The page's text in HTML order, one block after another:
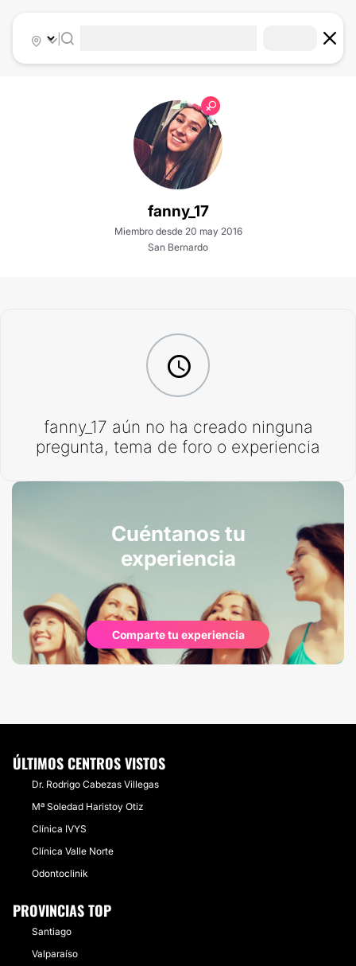
|
fanny_17
Miembro desde 20 may 2016
San Bernardo
fanny_17 aún no ha creado ninguna
pregunta, tema de foro o experiencia
Cuéntanos tu
experiencia
Comparte tu experiencia
ÚLTIMOS CENTROS VISTOS
Dr. Rodrigo Cabezas Villegas
Mª Soledad Haristoy Otiz
Clínica IVYS
Clínica Valle Norte
Odontoclinik
PROVINCIAS TOP
Santiago
Valparaíso